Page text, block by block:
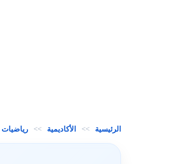
الرئيسية >> الأكاديمية >> رياضيات